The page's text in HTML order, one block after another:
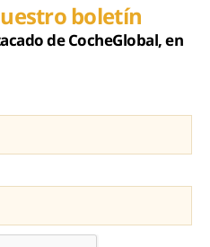
boletín
de CocheGlobal, en